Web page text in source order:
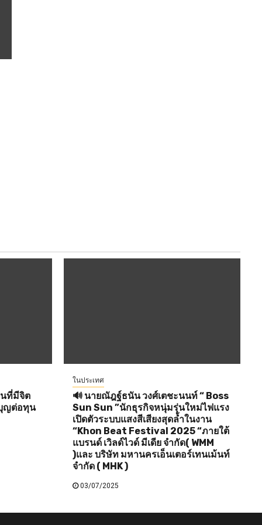
ที่มีจิต
ญต่อทุน
ในประเทศ
🔊 นายณัฎฐ์ธนัน วงศ์เตชะนนท์ “ Boss
Sun Sun ”นักธุรกิจหนุ่มรุ่นใหม่ไฟแรง
เปิดตัวระบบแสงสีเสียงสุดล้ำในงาน
“Khon Beat Festival 2025 “ภายใต้
แบรนด์ เวิลด์ไวด์ มีเดีย จำกัด( WMM
)และ บริษัท มหานครเอ็นเตอร์เทนเม้นท์
จำกัด ( MHK )
03/07/2025